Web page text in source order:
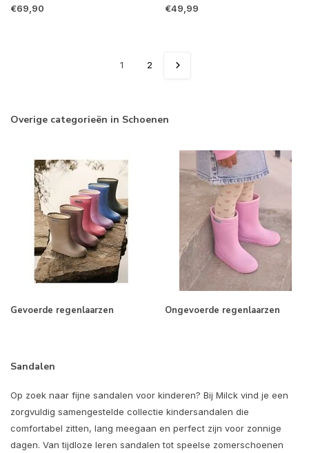
€69,90
€49,99
1 2
Overige categorieën in Schoenen
Gevoerde regenlaarzen Ongevoerde regenlaarzen
Sandalen
Op zoek naar fijne sandalen voor kinderen? Bij Milck vind je een
zorgvuldig samengestelde collectie kindersandalen die
comfortabel zitten, lang meegaan en perfect zijn voor zonnige
dagen. Van tijdloze leren sandalen tot speelse zomerschoenen